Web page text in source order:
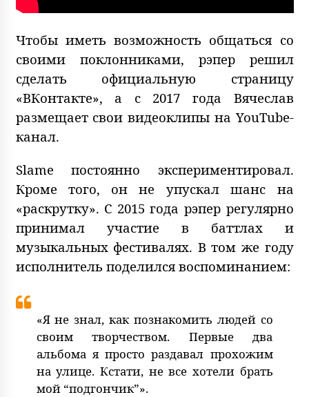
Чтобы иметь возможность общаться со
своими поклонниками, рэпер решил
сделать официальную страницу
«ВКонтакте», а с 2017 года Вячеслав
размещает свои видеоклипы на YouTube-
канал.
Slame постоянно экспериментировал.
Кроме того, он не упускал шанс на
«раскрутку». С 2015 года рэпер регулярно
принимал участие в баттлах и
музыкальных фестивалях. В том же году
исполнитель поделился воспоминанием:
«Я не знал, как познакомить людей со
своим творчеством. Первые два
альбома я просто раздавал прохожим
на улице. Кстати, не все хотели брать
мой “подгончик”».